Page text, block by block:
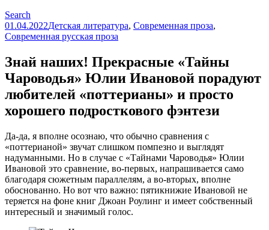
Search
01.04.2022Детская литература, Современная проза,
Современная русская проза
Знай наших! Прекрасные «Тайны
Чароводья» Юлии Ивановой порадуют
любителей «поттерианы» и просто
хорошего подросткового фэнтези
Да-да, я вполне осознаю, что обычно сравнения с
«поттерианой» звучат слишком помпезно и выглядят
надуманными. Но в случае с «Тайнами Чароводья» Юлии
Ивановой это сравнение, во-первых, напрашивается само
благодаря сюжетным параллелям, а во-вторых, вполне
обоснованно. Но вот что важно: пятикнижие Ивановой не
теряется на фоне книг Джоан Роулинг и имеет собственный
интересный и значимый голос.